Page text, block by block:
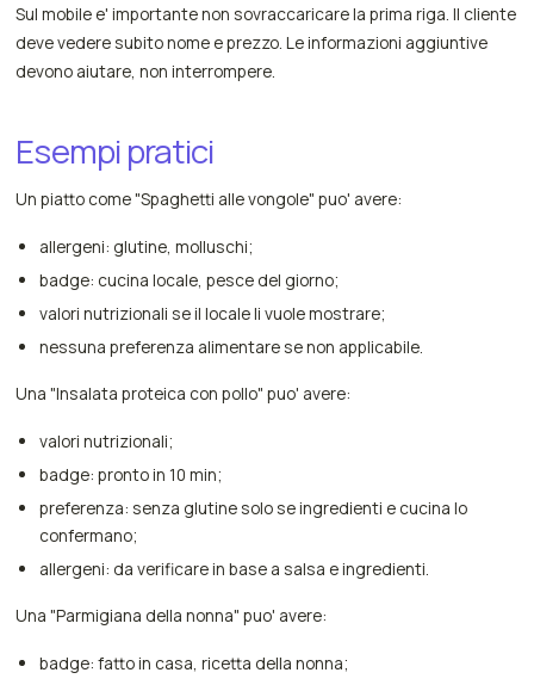
Sul mobile e' importante non sovraccaricare la prima riga. Il cliente
deve vedere subito nome e prezzo. Le informazioni aggiuntive
devono aiutare, non interrompere.
Esempi pratici
Un piatto come "Spaghetti alle vongole" puo' avere:
allergeni: glutine, molluschi;
badge: cucina locale, pesce del giorno;
valori nutrizionali se il locale li vuole mostrare;
nessuna preferenza alimentare se non applicabile.
Una "Insalata proteica con pollo" puo' avere:
valori nutrizionali;
badge: pronto in 10 min;
preferenza: senza glutine solo se ingredienti e cucina lo
confermano;
allergeni: da verificare in base a salsa e ingredienti.
Una "Parmigiana della nonna" puo' avere:
badge: fatto in casa, ricetta della nonna;